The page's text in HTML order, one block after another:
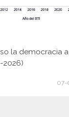
la democracia
2026)
07-